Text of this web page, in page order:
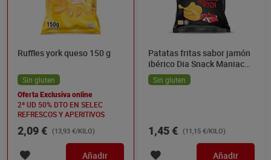
Ruffles york queso 150 g
Sin gluten
Oferta Exclusiva online
2ª UD 50% DTO EN SELEC
REFRESCOS Y APERITIVOS
2,09 € (13,93 €/KILO)
Añadir
Patatas fritas sabor jamón
ibérico Dia Snack Maniac
130 g
Sin gluten
1,45 € (11,15 €/KILO)
Añadir